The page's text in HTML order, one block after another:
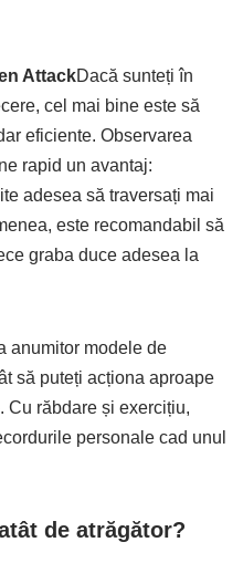
AttackDacă sunteți în
cel mai bine este să
eficiente. Observarea
rapid un avantaj:
adesea să traversați mai
este recomandabil să
graba duce adesea la
anumitor modele de
să puteți acționa aproape
Cu răbdare și exercițiu,
personale cad unul
de atrăgător?